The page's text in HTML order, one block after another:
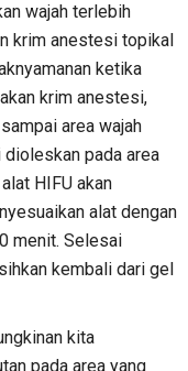
wajah terlebih
krim anestesi topikal
ketika
krim anestesi,
area wajah
pada area
HIFU akan
alat dengan
menit. Selesai
kembali dari gel
kita
pada area yang